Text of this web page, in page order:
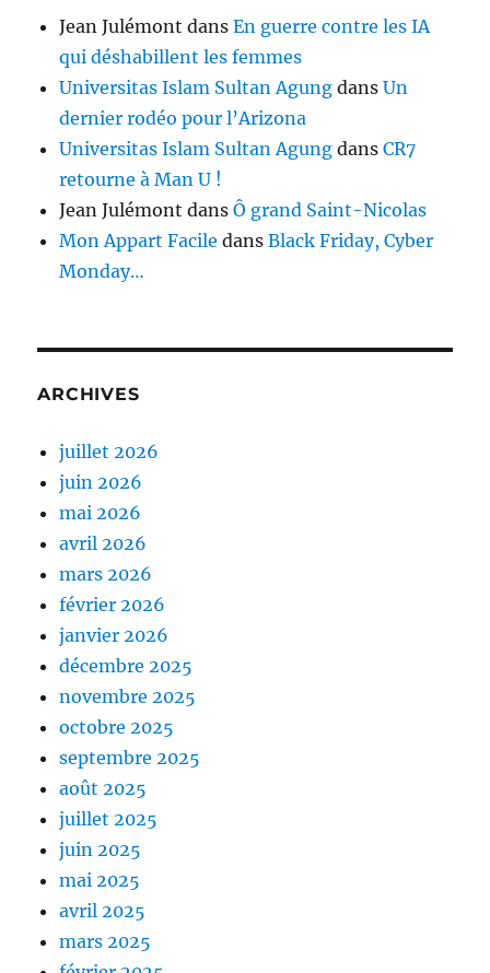
Jean Julémont dansEn guerre contre les IA
qui déshabillent les femmes
Universitas Islam Sultan Agung dansUn
dernier rodéo pour l’Arizona
Universitas Islam Sultan Agung dansCR7
retourne à Man U !
Jean Julémont dansÔ grand Saint-Nicolas
Mon Appart Facile dansBlack Friday, Cyber
Monday…
ARCHIVES
juillet 2026
juin 2026
mai 2026
avril 2026
mars 2026
février 2026
janvier 2026
décembre 2025
novembre 2025
octobre 2025
septembre 2025
août 2025
juillet 2025
juin 2025
mai 2025
avril 2025
mars 2025